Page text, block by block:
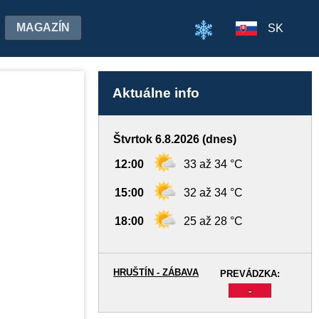
MAGAZÍN SK
Aktuálne info
Štvrtok 6.8.2026 (dnes)
12:00 33 až 34 °C
15:00 32 až 34 °C
18:00 25 až 28 °C
PREVÁDZKA:
-
HRUŠTÍN - ZÁBAVA